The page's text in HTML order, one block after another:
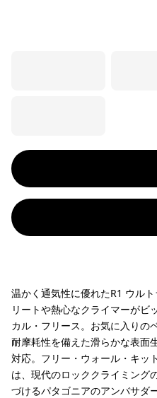
温かく通気性に優れたR1 ウル
リートや熱心なクライマーがビ
カル・フリース。お気に入りの
耐摩耗性を備えた滑らかな表面
対応。フリー・ウォール・キッ
は、現代のロッククライミング
づけるパタゴニアのアンバサダ